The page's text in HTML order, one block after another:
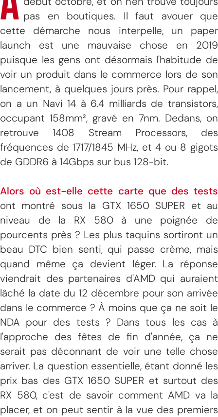
pas en boutiques. Il faut avouer que
cette démarche nous interpelle, un paper
launch est une mauvaise chose en 2019
puisque les gens ont désormais l'habitude de
voir un produit dans le commerce lors de son
lancement, à quelques jours près. Pour rappel,
on a un Navi 14 à 6.4 milliards de transistors,
occupant 158mm², gravé en 7nm. Dedans, on
retrouve 1408 Stream Processors, des
fréquences de 1717/1845 MHz, et 4 ou 8 gigots
de GDDR6 à 14Gbps sur bus 128-bit.
Alors où est-elle cette carte que des tests
ont montré sous la GTX 1650 SUPER et au
niveau de la RX 580 à une poignée de
pourcents près ? Les plus taquins sortiront un
beau DTC bien senti, qui passe crème, mais
quand même ça devient léger. La réponse
viendrait des partenaires d'AMD qui auraient
lâché la date du 12 décembre pour son arrivée
dans le commerce ? À moins que ça ne soit le
NDA pour des tests ? Dans tous les cas à
l'approche des fêtes de fin d'année, ça ne
serait pas déconnant de voir une telle chose
arriver. La question essentielle, étant donné les
prix bas des GTX 1650 SUPER et surtout des
RX 580, c'est de savoir comment AMD va la
placer, et on peut sentir à la vue des premiers